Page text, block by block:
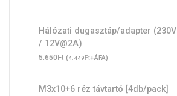
Hálózati dugasztáp/adapter (230V
/ 12V@2A)
5.650Ft (4.449Ft+ÁFA)
M3x10+6 réz távtartó [4db/pack]